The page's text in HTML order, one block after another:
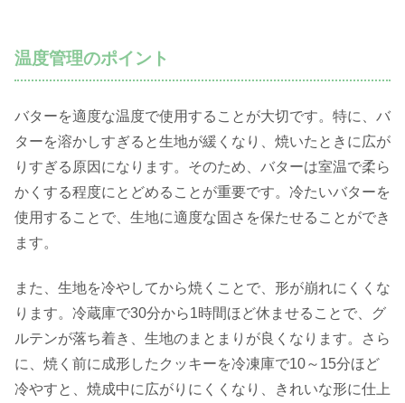
温度管理のポイント
バターを適度な温度で使用することが大切です。特に、バ
ターを溶かしすぎると生地が緩くなり、焼いたときに広が
りすぎる原因になります。そのため、バターは室温で柔ら
かくする程度にとどめることが重要です。冷たいバターを
使用することで、生地に適度な固さを保たせることができ
ます。
また、生地を冷やしてから焼くことで、形が崩れにくくな
ります。冷蔵庫で30分から1時間ほど休ませることで、グ
ルテンが落ち着き、生地のまとまりが良くなります。さら
に、焼く前に成形したクッキーを冷凍庫で10～15分ほど
冷やすと、焼成中に広がりにくくなり、きれいな形に仕上